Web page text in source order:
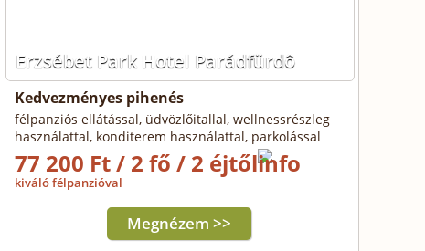
Erzsébet Park Hotel Parádfürdô
Kedvezményes pihenés
félpanziós ellátással, üdvözlőitallal, wellnessrészleg
használattal, konditerem használattal, parkolással
77 200 Ft / 2 fő / 2 éjtől
kiváló félpanzióval
Megnézem >>